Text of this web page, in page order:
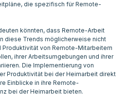
die spezifisch für Remote-
könnten, dass Remote-Arbeit
diese Trends möglicherweise nicht
Produktivität von Remote-Mitarbeitern
ihrer Arbeitsumgebungen und ihrer
Die Implementierung von
Produktivität bei der Heimarbeit direkt
Einblicke in ihre Remote-
bei der Heimarbeit bieten.